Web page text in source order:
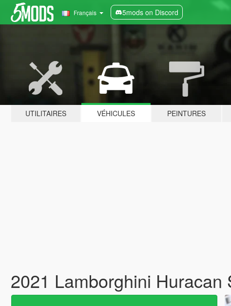
Français 5mods on Discord
UTILITAIRES VÉHICULES PEINTURES
2021 Lamborghini Huracan